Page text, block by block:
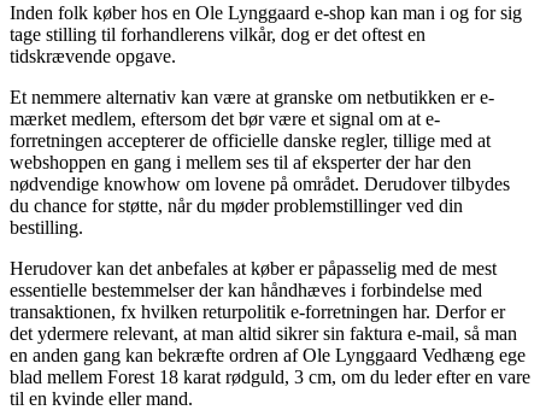
Inden folk køber hos en Ole Lynggaard e-shop kan man i og for sig
tage stilling til forhandlerens vilkår, dog er det oftest en
tidskrævende opgave.
Et nemmere alternativ kan være at granske om netbutikken er e-
mærket medlem, eftersom det bør være et signal om at e-
forretningen accepterer de officielle danske regler, tillige med at
webshoppen en gang i mellem ses til af eksperter der har den
nødvendige knowhow om lovene på området. Derudover tilbydes
du chance for støtte, når du møder problemstillinger ved din
bestilling.
Herudover kan det anbefales at køber er påpasselig med de mest
essentielle bestemmelser der kan håndhæves i forbindelse med
transaktionen, fx hvilken returpolitik e-forretningen har. Derfor er
det ydermere relevant, at man altid sikrer sin faktura e-mail, så man
en anden gang kan bekræfte ordren af Ole Lynggaard Vedhæng ege
blad mellem Forest 18 karat rødguld, 3 cm, om du leder efter en vare
til en kvinde eller mand.